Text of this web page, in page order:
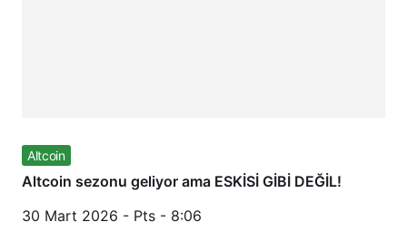
Altcoin
Altcoin sezonu geliyor ama ESKİSİ GİBİ DEĞİL!
30 Mart 2026 - Pts - 8:06